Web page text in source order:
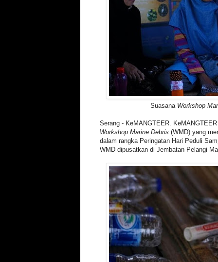
Suasana Workshop
Serang - KeMANGTEER.
Workshop Marine Debris (WMD) yang
dalam rangka Peringatan Hari Peduli
WMD dipusatkan di Jembatan Pelangi